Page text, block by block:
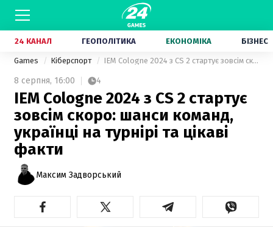
24 КАНАЛ ГЕОПОЛІТИКА ЕКОНОМІКА БІЗНЕС
Games Кіберспорт IEM Cologne 2024 з CS 2 стартує зовсім скоро: шанси команд, українці на турнірі та цікаві факти
8 серпня, 16:00 4
IEM Cologne 2024 з CS 2 стартує
зовсім скоро: шанси команд,
українці на турнірі та цікаві
факти
Максим Задворський